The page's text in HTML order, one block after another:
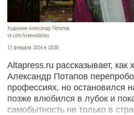
Художник Александр Потапов.
vk.com/kraevedaltay
13 февраля 2024 в 18:00
Altapress.ru рассказывает, как
Александр Потапов
профессиях, но остановился
позже влюбился в лубок и
самобытность не только в